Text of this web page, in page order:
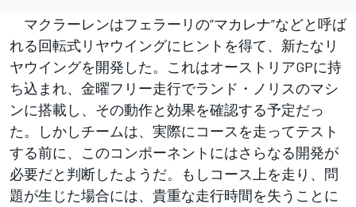
マクラーレンはフェラーリの”マカレナ”などと呼ば
れる回転式リヤウイングにヒントを得て、新たなリ
ヤウイングを開発した。これはオーストリアGPに持
ち込まれ、金曜フリー走行でランド・ノリスのマシ
ンに搭載し、その動作と効果を確認する予定だっ
た。しかしチームは、実際にコースを走ってテスト
する前に、このコンポーネントにはさらなる開発が
必要だと判断したようだ。もしコース上を走り、問
題が生じた場合には、貴重な走行時間を失うことに